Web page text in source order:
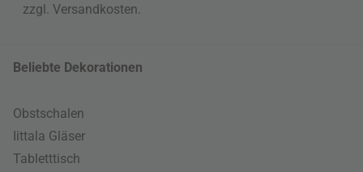
zzgl. Versandkosten
Beliebte Dekorationen
Obstschalen
Iittala Gläser
Tabletttisch